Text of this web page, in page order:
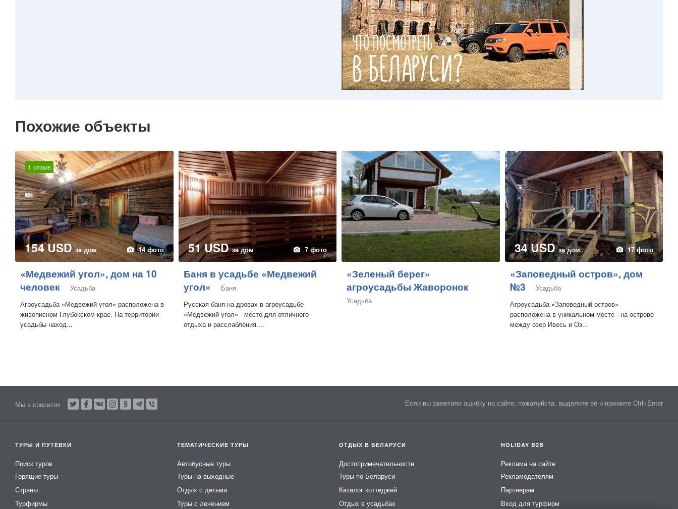
Похожие объекты
1 отзыв
154 USDза дом 14 фото
«Медвежий угол», дом на 10
человек
Усадьба
Агроусадьба «Медвежий угол» расположена в
живописном Глубокском крае. На территории
усадьбы наход...
51 USDза дом 7 фото
Баня в усадьбе «Медвежий
угол»
Баня
Русская баня на дровах в агроусадьбе
«Медвежий угол» - место для отличного
отдыха и расслабления....
«Зеленый берег»
агроусадьбы Жаворонок
Усадьба
34 USDза дом 17 фото
«Заповедный остров», дом
№3
Усадьба
Агроусадьба «Заповедный остров»
расположена в уникальном месте - на острове
между озер Ивесь и Оз...
Мы в соцсетях Если вы заметили ошибку на сайте, пожалуйста, выделите её и нажмите Ctrl+Enter
ТУРЫ И ПУТЁВКИ
Поиск туров
Горящие туры
Страны
Турфирмы
ТЕМАТИЧЕСКИЕ ТУРЫ
Автобусные туры
Туры на выходные
Отдых с детьми
Туры с лечением
ОТДЫХ В БЕЛАРУСИ
Достопримечательности
Туры по Беларуси
Каталог коттеджей
Отдых в усадьбах
HOLIDAY B2B
Реклама на сайте
Рекламодателям
Партнерам
Вход для турфирм